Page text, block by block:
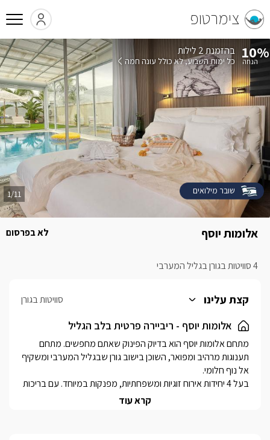
צימרטופ
אלומות יוסף
4 סוויטות בגורן בגליל המערבי
לא בפרסום
1/11
10% בהזמנת 2 לילות
כל ימות השבוע לא כולל עונה חמה
שובר מילואים
קצת עלינו סוויטות בגורן
אלומות יוסף - ריביירה פרטית בלב הגליל
קרא עוד